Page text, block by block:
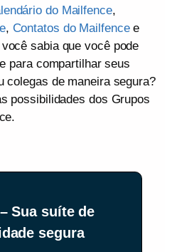
do Mailfence,
, Contatos do Mailfencee
sabia que você pode
para compartilhar seus
colegas de maneira segura?
possibilidades dos Grupos
Sua suíte de
segura